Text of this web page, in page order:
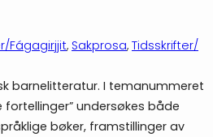
Fágagirjjit, Sakprosa, Tidsskrifter/
barnelitteratur. I temanummeret
fortellinger” undersøkes både
bøker, framstillinger av